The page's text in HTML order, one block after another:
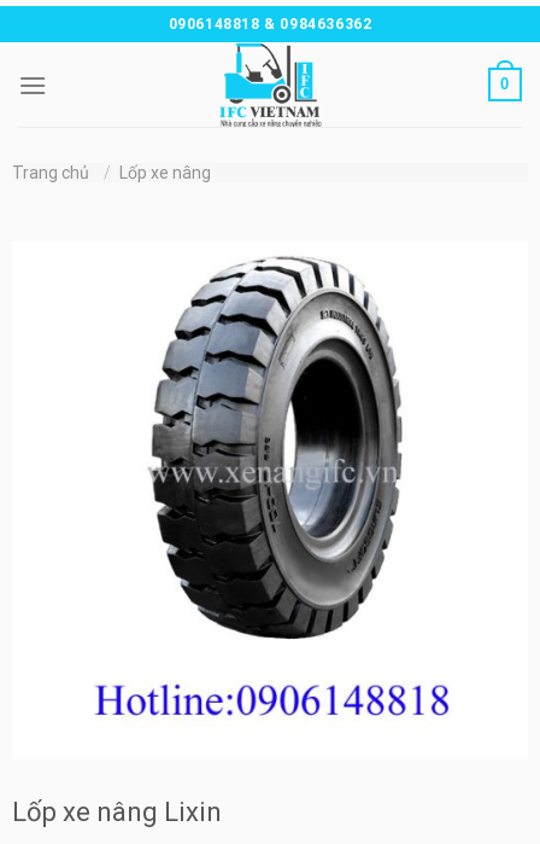
Chuyển
đến
nội
0906148818 & 0984636362
0
Trang chủ / Lốp xe nâng
Lốp xe nâng Lixin